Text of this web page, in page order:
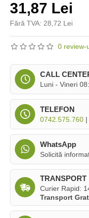
0 review-
31,87 Lei
Fără TVA: 28,72 Lei
CALL
Luni - Vineri
TELEFON
0742.575.760 |
WhatsApp
Solicită
TRANSPORT
Curier Rapid:
Transport